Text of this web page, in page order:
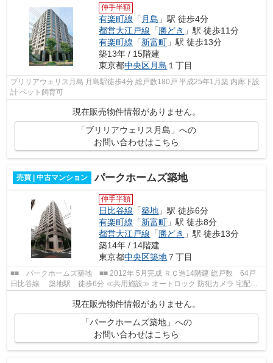
仲手半額
有楽町線 「 月島 」駅 徒歩4分
都営大江戸線 「勝どき 」駅 徒歩11分
有楽町線 「新富町 」駅 徒歩13分
築13年 / 15階建
東京都中央区月島 １丁目
ブリリアウェリス月島 月島駅徒歩4分 総戸数180戸 平成25年1月築 内廊下設
計 ペット飼育可
現在販売物件情報がありません。
「ブリリアウェリス月島」への
お問い合わせはこちら
売買 | 中古マンション パークホームズ築地
仲手半額
日比谷線 「築地 」駅 徒歩6分
有楽町線 「新富町 」駅 徒歩8分
都営大江戸線 「 勝どき 」駅 徒歩13分
築14年 / 14階建
東京都中央区築地 ７丁目
■■ パークホームズ築地 ■■ 2012年 5月完成 ＲＣ造14階建 総戸数 64戸
日比谷線 築地駅 徒歩6分 ≪共用施設≫ オートロック 防犯カメラ 宅配
現在販売物件情報がありません。
「パークホームズ築地」への
お問い合わせはこちら